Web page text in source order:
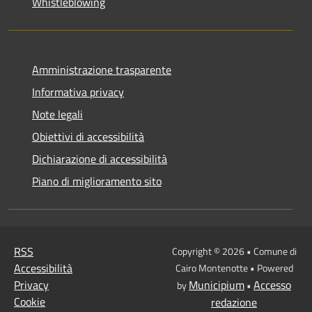
Amministrazione trasparente
Informativa privacy
Note legali
Obiettivi di accessibilità
Dichiarazione di accessibilità
Piano di miglioramento sito
RSS
Accessibilità
Privacy
Cookie
Copyright © 2026 • Comune di
Cairo Montenotte • Powered
byMunicipium• Accesso
redazione